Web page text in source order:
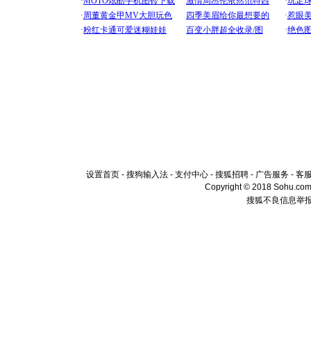
设置首页 - 搜狗输入法 - 支付中心 - 搜狐招聘 - 广告服务 - 客
Copyright © 2018
搜狐不良信息举